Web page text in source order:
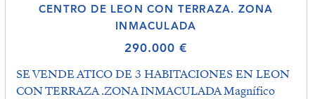
CENTRO DE LEON CON TERRAZA. ZONA
INMACULADA
290.000 €
SE VENDE ATICO DE 3 HABITACIONES EN LEON
CON TERRAZA .ZONA INMACULADA Magnífico